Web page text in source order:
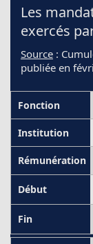
Les
exercés
Source :
publiée en